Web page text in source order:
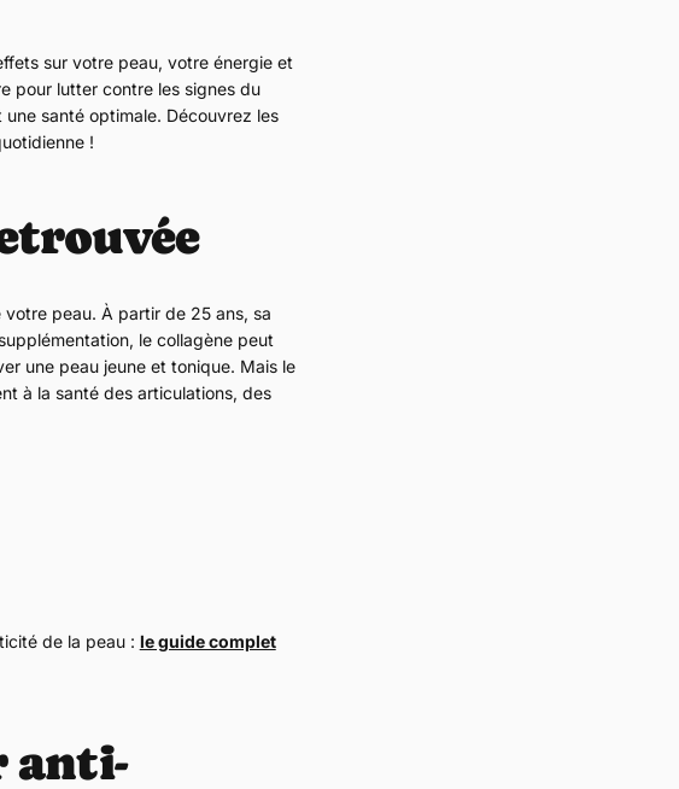
sur votre peau, votre énergie et
pour lutter contre les signes du
santé optimale. Découvrez les
!
peau. À partir de 25 ans, sa
le collagène peut
une peau jeune et tonique. Mais le
à la santé des articulations, des
de la peau : le guide complet
anti-